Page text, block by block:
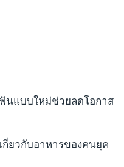
นแบบใหม่ช่วยลดโอกาส
ยวกับอาหารของคนยุค